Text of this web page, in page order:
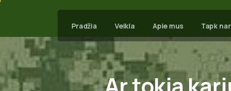
Pradžia Veikla Apie mus Tapk